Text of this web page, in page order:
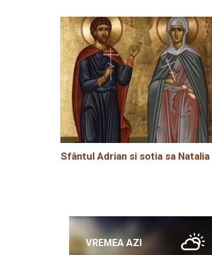
Sfântul Adrian si sotia sa Natalia
VREMEA AZI